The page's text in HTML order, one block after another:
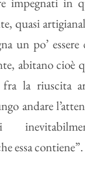
quasi
un po’
abitano cioè
la riuscita
andare
essa contiene”.